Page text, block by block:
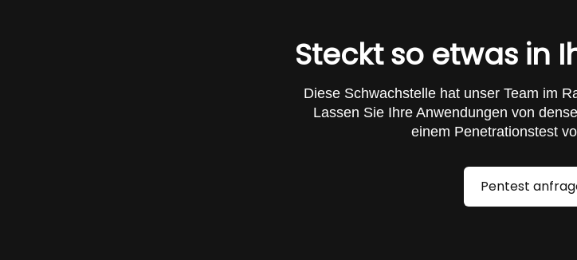
Steckt so etwas in
Diese Schwachstelle hat unser Team im
Lassen Sie Ihre Anwendungen von
einem Penetrationstest
Pentest